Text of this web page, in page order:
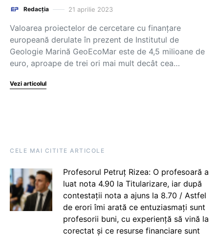
Redacția 21 aprilie 2023
Valoarea proiectelor de cercetare cu finanțare
europeană derulate în prezent de Institutul de
Geologie Marină GeoEcoMar este de 4,5 milioane de
euro, aproape de trei ori mai mult decât cea…
Vezi articolul
CELE MAI CITITE ARTICOLE
Profesorul Petruț Rizea: O profesoară a
luat nota 4.90 la Titularizare, iar după
contestații nota a ajuns la 8.70 / Astfel
de erori îmi arată ce entuziasmați sunt
profesorii buni, cu experiență să vină la
corectat și ce resurse financiare sunt